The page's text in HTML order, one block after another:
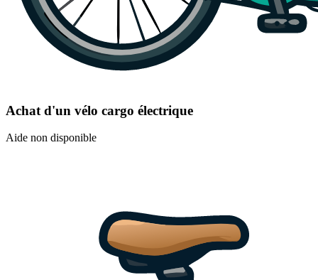
Achat d'un vélo cargo électrique
Aide non disponible